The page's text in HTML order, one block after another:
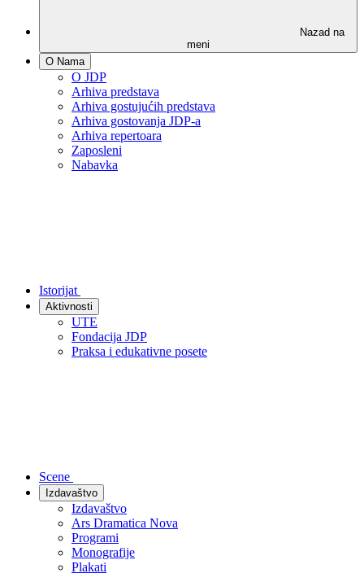
Nazad na
meni
O Nama
O JDP
Arhiva predstava
Arhiva gostujućih predstava
Arhiva gostovanja JDP-a
Arhiva repertoara
Zaposleni
Nabavka
Istorijat
Aktivnosti
UTE
Fondacija JDP
Praksa i edukativne posete
Scene
Izdavaštvo
Izdavaštvo
Ars Dramatica Nova
Programi
Monografije
Plakati